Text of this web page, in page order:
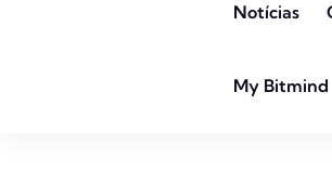
Notícias
My Bitmind